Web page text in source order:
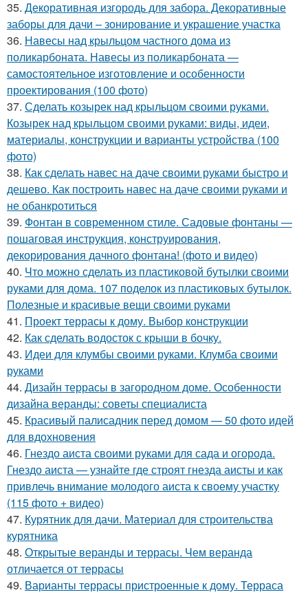
35. Декоративная изгородь для забора. Декоративные
заборы для дачи – зонирование и украшение участка
36. Навесы над крыльцом частного дома из
поликарбоната. Навесы из поликарбоната —
самостоятельное изготовление и особенности
проектирования (100 фото)
37. Сделать козырек над крыльцом своими руками.
Козырек над крыльцом своими руками: виды, идеи,
материалы, конструкции и варианты устройства (100
фото)
38. Как сделать навес на даче своими руками быстро и
дешево. Как построить навес на даче своими руками и
не обанкротиться
39. Фонтан в современном стиле. Садовые фонтаны —
пошаговая инструкция, конструирования,
декорирования дачного фонтана! (фото и видео)
40. Что можно сделать из пластиковой бутылки своими
руками для дома. 107 поделок из пластиковых бутылок.
Полезные и красивые вещи своими руками
41. Проект террасы к дому. Выбор конструкции
42. Как сделать водосток с крыши в бочку.
43. Идеи для клумбы своими руками. Клумба своими
руками
44. Дизайн террасы в загородном доме. Особенности
дизайна веранды: советы специалиста
45. Красивый палисадник перед домом — 50 фото идей
для вдохновения
46. Гнездо аиста своими руками для сада и огорода.
Гнездо аиста — узнайте где строят гнезда аисты и как
привлечь внимание молодого аиста к своему участку
(115 фото + видео)
47. Курятник для дачи. Материал для строительства
курятника
48. Открытые веранды и террасы. Чем веранда
отличается от террасы
49. Варианты террасы пристроенные к дому. Терраса